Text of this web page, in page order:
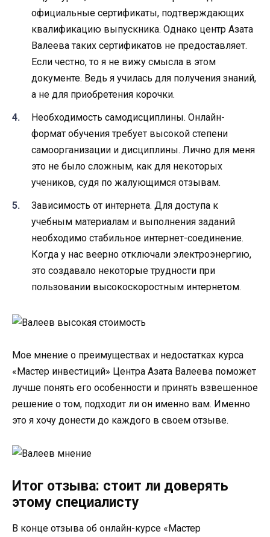
официальные сертификаты, подтверждающих
квалификацию выпускника. Однако центр Азата
Валеева таких сертификатов не предоставляет.
Если честно, то я не вижу смысла в этом
документе. Ведь я училась для получения знаний,
а не для приобретения корочки.
Необходимость самодисциплины. Онлайн-
формат обучения требует высокой степени
самоорганизации и дисциплины. Лично для меня
это не было сложным, как для некоторых
учеников, судя по жалующимся отзывам.
Зависимость от интернета. Для доступа к
учебным материалам и выполнения заданий
необходимо стабильное интернет-соединение.
Когда у нас веерно отключали электроэнергию,
это создавало некоторые трудности при
пользовании высокоскоростным интернетом.
Мое мнение о преимуществах и недостатках курса
«Мастер инвестиций» Центра Азата Валеева поможет
лучше понять его особенности и принять взвешенное
решение о том, подходит ли он именно вам. Именно
это я хочу донести до каждого в своем отзыве.
Итог отзыва: стоит ли доверять
этому специалисту
В конце отзыва об онлайн-курсе «Мастер